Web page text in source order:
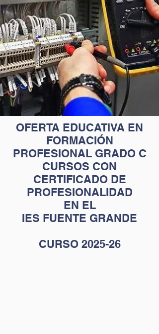
OFERTA EDUCATIVA EN
FORMACIÓN
PROFESIONAL GRADO C
CURSOS CON
CERTIFICADO DE
PROFESIONALIDAD
EN EL
IES FUENTE GRANDE
CURSO 2025-26